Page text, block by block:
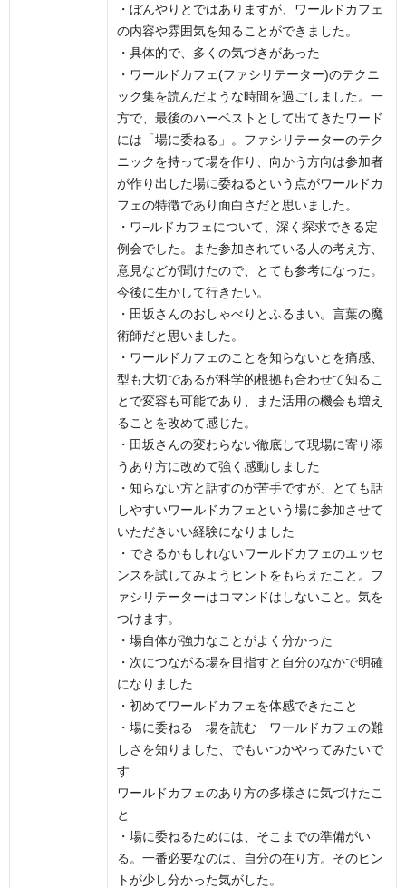
・ぼんやりとではありますが、ワールドカフェ
の内容や雰囲気を知ることができました。
・具体的で、多くの気づきがあった
・ワールドカフェ(ファシリテーター)のテクニ
ック集を読んだような時間を過ごしました。一
方で、最後のハーベストとして出てきたワード
には「場に委ねる」。ファシリテーターのテク
ニックを持って場を作り、向かう方向は参加者
が作り出した場に委ねるという点がワールドカ
フェの特徴であり面白さだと思いました。
・ワ−ルドカフェについて、深く探求できる定
例会でした。また参加されている人の考え方、
意見などが聞けたので、とても参考になった。
今後に生かして行きたい。
・田坂さんのおしゃべりとふるまい。言葉の魔
術師だと思いました。
・ワールドカフェのことを知らないとを痛感、
型も大切であるが科学的根拠も合わせて知るこ
とで変容も可能であり、また活用の機会も増え
ることを改めて感じた。
・田坂さんの変わらない徹底して現場に寄り添
うあり方に改めて強く感動しました
・知らない方と話すのが苦手ですが、とても話
しやすいワールドカフェという場に参加させて
いただきいい経験になりました
・できるかもしれないワールドカフェのエッセ
ンスを試してみようヒントをもらえたこと。フ
ァシリテーターはコマンドはしないこと。気を
つけます。
・場自体が強力なことがよく分かった
・次につながる場を目指すと自分のなかで明確
になりました
・初めてワールドカフェを体感できたこと
・場に委ねる 場を読む ワールドカフェの難
しさを知りました、でもいつかやってみたいで
す
ワールドカフェのあり方の多様さに気づけたこ
と
・場に委ねるためには、そこまでの準備がい
る。一番必要なのは、自分の在り方。そのヒン
トが少し分かった気がした。